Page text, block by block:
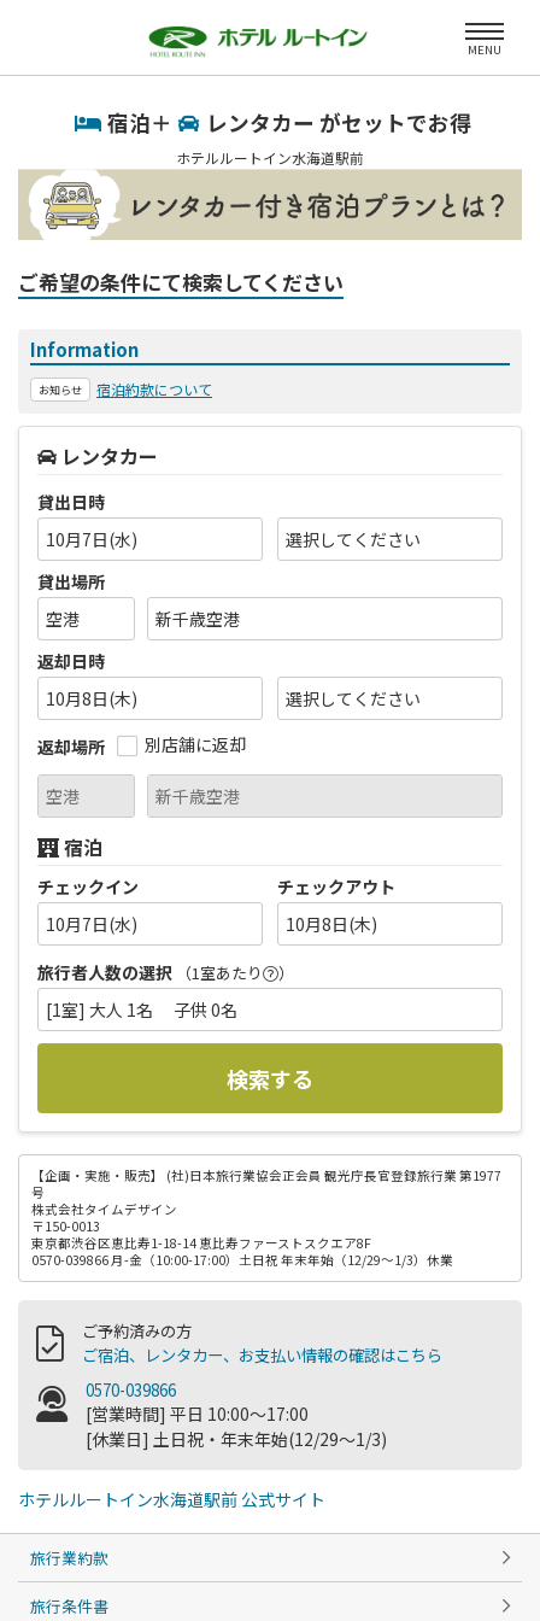
MENU
宿泊＋ レンタカー がセットでお得
ホテルルートイン水海道駅前
ご希望の条件にて検索してください
Information
お知らせ 宿泊約款について
レンタカー
貸出日時
10月7日(水)
貸出場所
返却日時
10月8日(木)
返却場所
別店舗に返却
宿泊
チェックイン
10月7日(水)
チェックアウト
10月8日(木)
旅行者人数の選択
（1室あたり ）
[1室] 大人 1名 子供 0名
検索する
【企画・実施・販売】
(社)日本旅行業協会正会員 観光庁長官登録旅行業 第1977
号
株式会社タイムデザイン
〒150-0013
東京都渋谷区恵比寿1-18-14 恵比寿ファーストスクエア8F
0570-039866 月-金（10:00-17:00）土日祝 年末年始（12/29～1/3）休業
ご予約済みの方
ご宿泊、レンタカー、お支払い情報の確認はこちら
0570-039866
[営業時間] 平日 10:00～17:00
[休業日] 土日祝・年末年始(12/29～1/3)
ホテルルートイン水海道駅前 公式サイト
旅行業約款
旅行条件書